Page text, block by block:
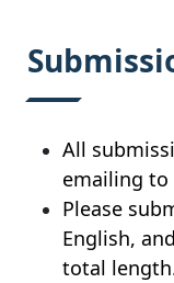
All
emailing to
Please
English,
total